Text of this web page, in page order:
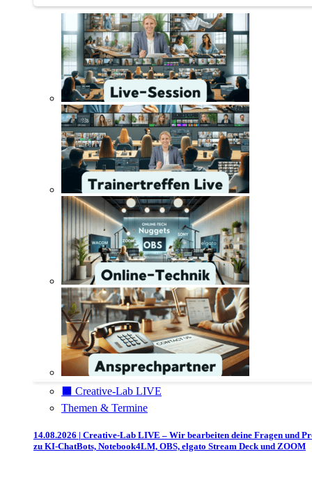
⬛️ Creative-Lab LIVE
Themen & Termine
14.08.2026 | Creative-Lab LIVE – Wir bearbeiten deine Fragen und
zu KI-ChatBots, Notebook4LM, OBS, elgato Stream Deck und ZOOM